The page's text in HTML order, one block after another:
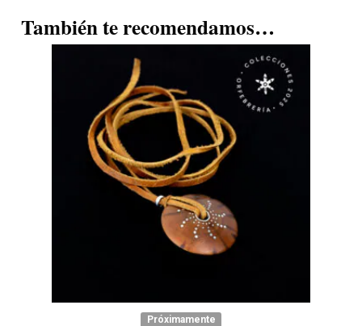
También te recomendamos…
Próximamente